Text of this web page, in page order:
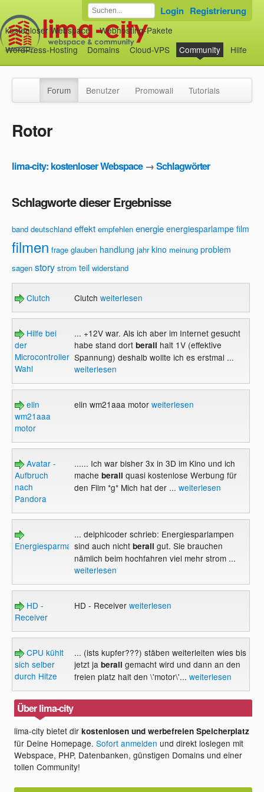
kostenloser Webspace
Webhosting-Pakete
WordPress-Hosting
Domains Cloud-VPS Community Hilfe
Login Registrierung
Forum Benutzer Promowall Tutorials
Rotor
lima-city: kostenloser Webspace→Schlagwörter
Schlagworte dieser Ergebnisse
band deutschland effekt empfehlen energie energiesparlampe film
filmen frage glauben handlung jahr kino meinung problem
sagen story strom teil widerstand
Clutch Clutch weiterlesen
Hilfe bei
der
Microcontroller/Board-
Wahl
... +12V war. Als ich aber im Internet gesucht
habe stand dort berall halt 1V (effektive
Spannung) deshalb wollte ich es erstmal ...
weiterlesen
elin
wm21aaa
motor
elin wm21aaa motor weiterlesen
Avatar -
Aufbruch
nach
Pandora
...... Ich war bisher 3x in 3D im Kino und ich
mache berall quasi kostenlose Werbung für
den Film *g* Mich hat der ... weiterlesen
Energiesparmaßnahmen
... delphicoder schrieb: Energiesparlampen
sind auch nicht berall gut. Sie brauchen
nämlich beim hochfahren viel mehr strom ...
weiterlesen
HD -
Receiver
HD - Receiver weiterlesen
CPU kühlt
sich selber
durch Hitze
... (ists kupfer???) stäben weiterleiten wies bis
jetzt ja berall gemacht wird und dann an den
freien platz halt den \'motor\'... weiterlesen
Über lima-city
lima-city bietet dirkostenlosen und werbefreien Speicherplatz
für Deine Homepage.Sofort anmelden und direkt loslegen mit
Webspace, PHP, Datenbanken, günstigen Domains und einer
tollen Community!